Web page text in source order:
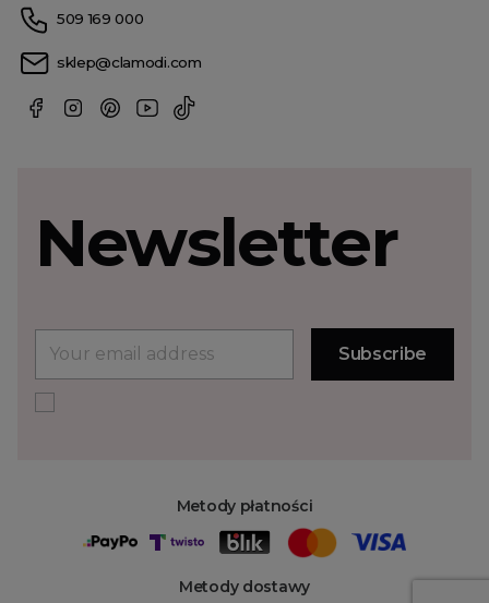
509 169 000
sklep@clamodi.com
Metody płatności
Metody dostawy
Newsletter